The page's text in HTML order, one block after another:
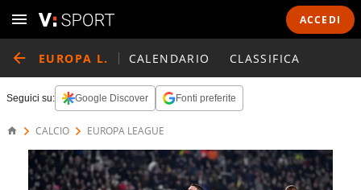
ACCEDI
EUROPA L. CALENDARIO CLASSIFICA
Seguici su: Google Discover Fonti preferite
CALCIO EUROPA LEAGUE